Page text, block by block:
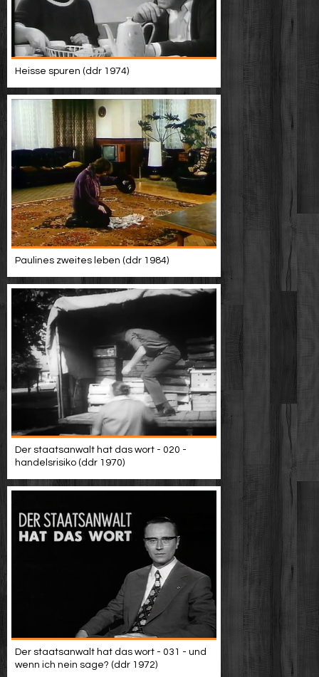
Heisse spuren (ddr 1974)
Paulines zweites leben (ddr 1984)
Der staatsanwalt hat das wort - 020 -
handelsrisiko (ddr 1970)
Der staatsanwalt hat das wort - 031 - und
wenn ich nein sage? (ddr 1972)